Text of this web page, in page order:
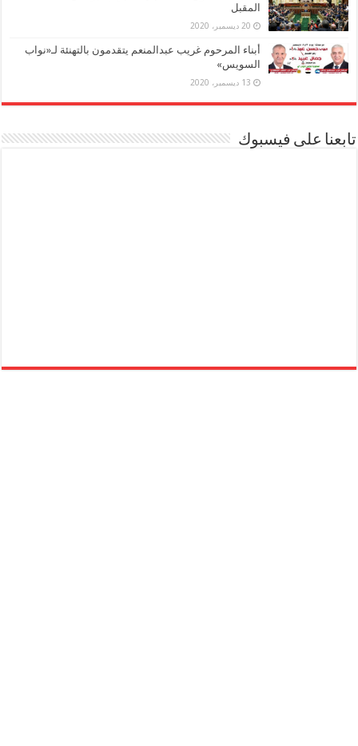
المقبل
20 ديسمبر، 2020
أبناء المرحوم غريب عبدالمنعم يتقدمون بالتهنئة لـ«نواب
السويس»
13 ديسمبر، 2020
تابعنا على فيسبوك